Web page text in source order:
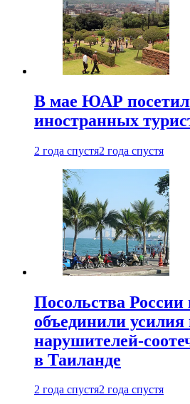
В мае ЮАР
иностранных
2 года спустя2 года спустя
Посольства
объединили усилия
нарушителей-
в Таиланде
2 года спустя2 года спустя